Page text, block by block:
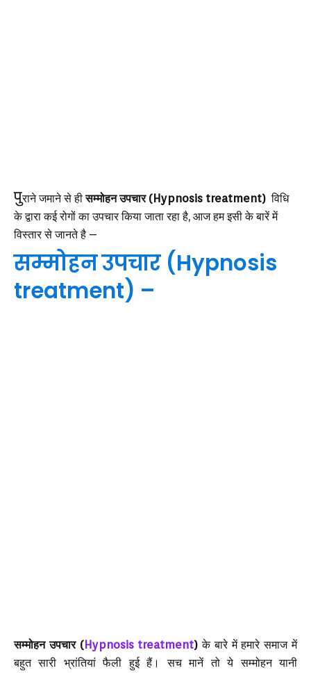
पुराने जमाने से हीसम्मोहन उपचार (Hypnosis treatment) विधि
के द्वारा कई रोगों का उपचार किया जाता रहा है, आज हम इसी के बारें में
विस्तार से जानते है –
सम्मोहन उपचार (Hypnosis
treatment) –
सम्मोहन उपचार (Hypnosis treatment) के बारे में हमारे समाज में
बहुत सारी भ्रांतियां फैली हुई हैं। सच मानें तो ये सम्मोहन यानी